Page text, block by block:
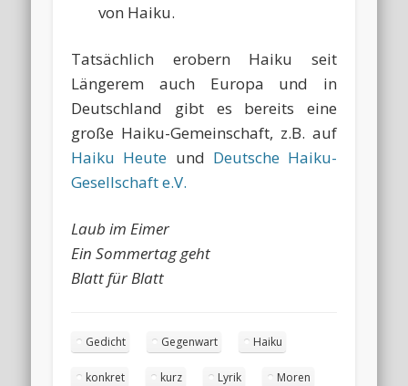
von Haiku.
Tatsächlich erobern Haiku seit
Längerem auch Europa und in
Deutschland gibt es bereits eine
große Haiku-Gemeinschaft, z.B. auf
Haiku Heute und Deutsche Haiku-
Gesellschaft e.V.
Laub im Eimer
Ein Sommertag geht
Blatt für Blatt
Gedicht Gegenwart Haiku
konkret kurz Lyrik Moren